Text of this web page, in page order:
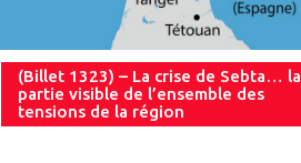
(Billet 1323) – La crise de Sebta… la
partie visible de l’ensemble des
tensions de la région